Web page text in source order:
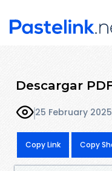
Descargar
25 February 2025
Copy Link Copy